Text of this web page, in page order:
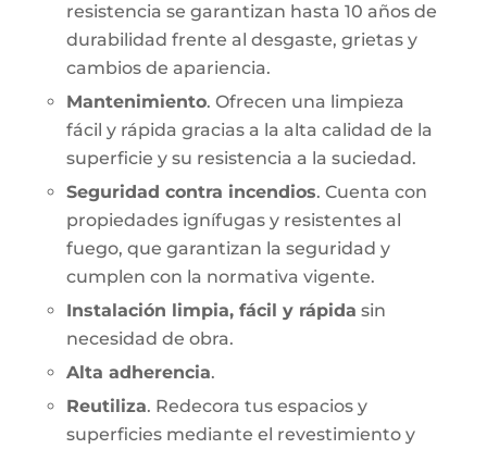
resistencia se garantizan hasta 10 años de
durabilidad frente al desgaste, grietas y
cambios de apariencia.
Mantenimiento. Ofrecen una limpieza
fácil y rápida gracias a la alta calidad de la
superficie y su resistencia a la suciedad.
Seguridad contra incendios. Cuenta con
propiedades ignífugas y resistentes al
fuego, que garantizan la seguridad y
cumplen con la normativa vigente.
Instalación limpia, fácil y rápida sin
necesidad de obra.
Alta adherencia.
Reutiliza. Redecora tus espacios y
superficies mediante el revestimiento y